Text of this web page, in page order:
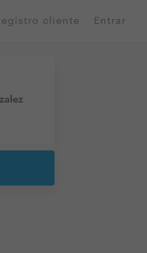
cliente Entrar